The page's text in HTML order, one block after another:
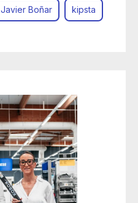
Javier Boñar kipsta